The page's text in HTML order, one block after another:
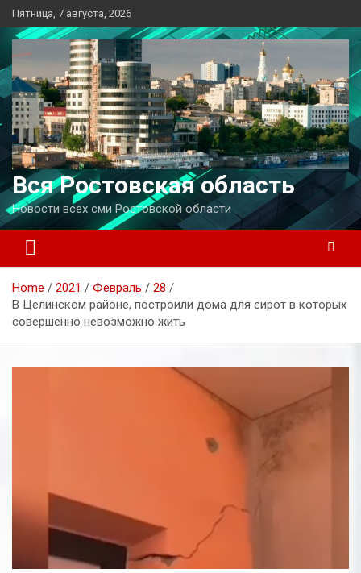
Перейти
к
содержимому
Пятница, 7 августа, 2026
Вся Ростовская область
Новости всех сми Ростовской области
Home 2021 Февраль
28
В Целинском районе, построили дома для сирот в которых
совершенно невозможно жить